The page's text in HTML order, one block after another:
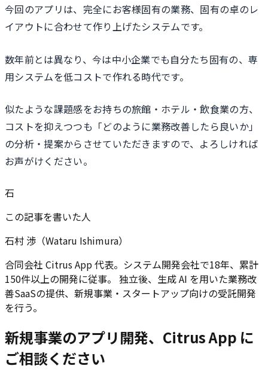
今回のアプリは、完全にお客様固有の業務、固有の卓のレ
イアウトに合わせて作り上げたシステムです。
数年前とは異なり、今は中小企業でも自分たち固有の、専
用システムを低コストで作れる時代です。
似たような課題感をお持ちの旅館・ホテル・飲食業の方、
コストを抑えつつも「どのように業務改善したら良いか」
の分析・提案からさせていただきますので、よろしければ
お声がけください。
石
この記事を書いた人
石村 渉（Wataru Ishimura）
合同会社 Citrus App 代表。システム開発会社で18年、累計
150件以上の開発に従事。 独立後、生成 AI を用いた業務改
善SaaSの提供、新規事業・スタートアップ向けの受託開発
を行う。
新規事業のアプリ開発、Citrus App に
ご相談ください